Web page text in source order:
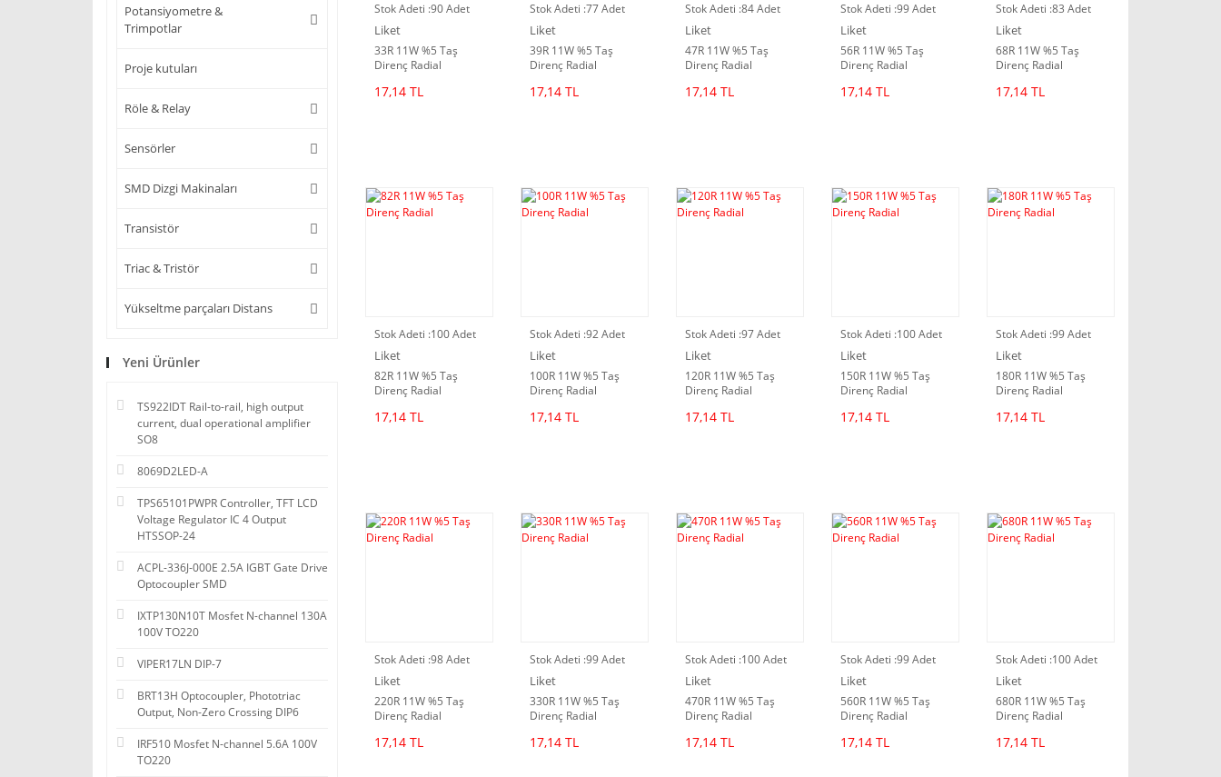
Potansiyometre &
Trimpotlar
Proje kutuları
Röle & Relay
Sensörler
SMD Dizgi Makinaları
Transistör
Triac & Tristör
Yükseltme parçaları Distans
Yeni Ürünler
TS922IDT Rail-to-rail, high output
current, dual operational amplifier
SO8
8069D2LED-A
TPS65101PWPR Controller, TFT LCD
Voltage Regulator IC 4 Output
HTSSOP-24
ACPL-336J-000E 2.5A IGBT Gate Drive
Optocoupler SMD
IXTP130N10T Mosfet N-channel 130A
100V TO220
VIPER17LN DIP-7
BRT13H Optocoupler, Phototriac
Output, Non-Zero Crossing DIP6
IRF510 Mosfet N-channel 5.6A 100V
TO220
Stok Adeti :90 Adet
Liket
33R 11W %5 Taş
Direnç Radial
17,14 TL
Stok Adeti :77 Adet
Liket
39R 11W %5 Taş
Direnç Radial
17,14 TL
Stok Adeti :84 Adet
Liket
47R 11W %5 Taş
Direnç Radial
17,14 TL
Stok Adeti :99 Adet
Liket
56R 11W %5 Taş
Direnç Radial
17,14 TL
Stok Adeti :83 Adet
Liket
68R 11W %5 Taş
Direnç Radial
17,14 TL
Stok Adeti :100 Adet
Liket
82R 11W %5 Taş
Direnç Radial
17,14 TL
Stok Adeti :92 Adet
Liket
100R 11W %5 Taş
Direnç Radial
17,14 TL
Stok Adeti :97 Adet
Liket
120R 11W %5 Taş
Direnç Radial
17,14 TL
Stok Adeti :100 Adet
Liket
150R 11W %5 Taş
Direnç Radial
17,14 TL
Stok Adeti :99 Adet
Liket
180R 11W %5 Taş
Direnç Radial
17,14 TL
Stok Adeti :98 Adet
Liket
220R 11W %5 Taş
Direnç Radial
17,14 TL
Stok Adeti :99 Adet
Liket
330R 11W %5 Taş
Direnç Radial
17,14 TL
Stok Adeti :100 Adet
Liket
470R 11W %5 Taş
Direnç Radial
17,14 TL
Stok Adeti :99 Adet
Liket
560R 11W %5 Taş
Direnç Radial
17,14 TL
Stok Adeti :100 Adet
Liket
680R 11W %5 Taş
Direnç Radial
17,14 TL